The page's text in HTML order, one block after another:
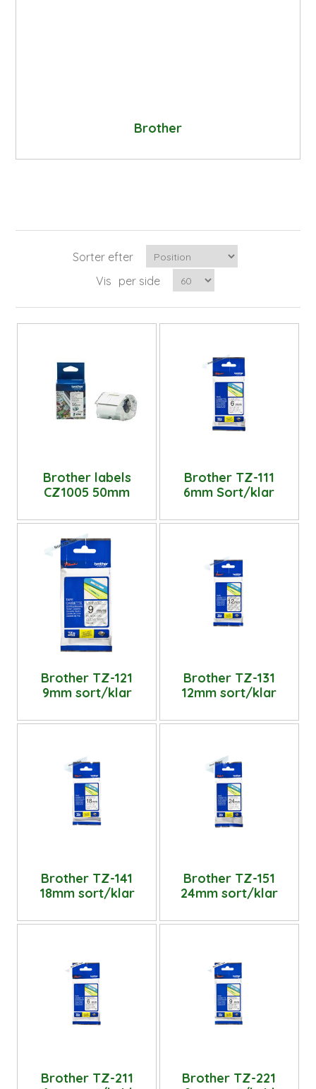
Brother
Sorter efter
Vis per side
Brother labels
CZ1005 50mm
Brother TZ-111
6mm Sort/klar
Brother TZ-121
9mm sort/klar
Brother TZ-131
12mm sort/klar
Brother TZ-141
18mm sort/klar
Brother TZ-151
24mm sort/klar
Brother TZ-211
Brother TZ-221